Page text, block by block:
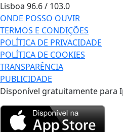
Lisboa 96.6 / 103.0
ONDE POSSO OUVIR
TERMOS E CONDIÇÕES
POLÍTICA DE PRIVACIDADE
POLÍTICA DE COOKIES
TRANSPARÊNCIA
PUBLICIDADE
Disponível gratuitamente para